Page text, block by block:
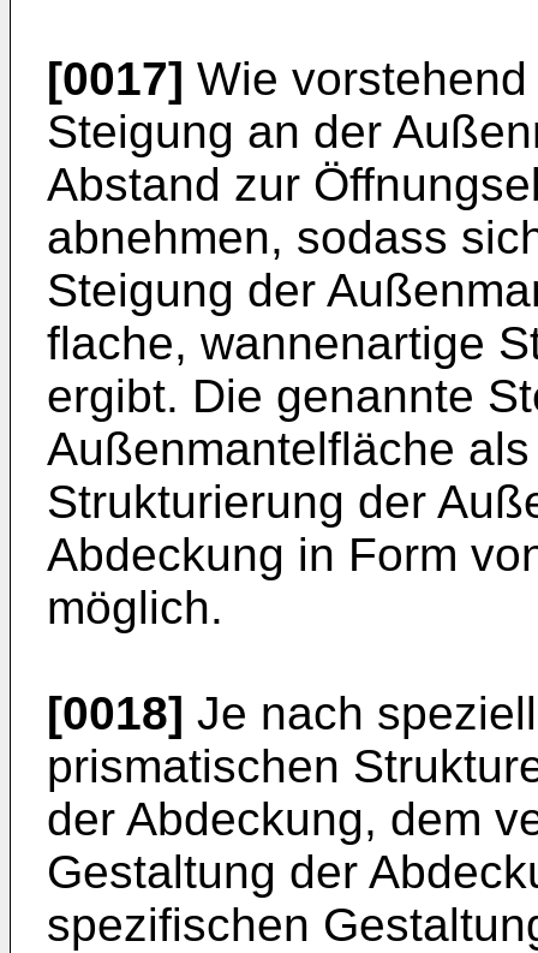
[0017] Wie
Steigung an der
Abstand zur
abnehmen, sodass
Steigung der
flache, wannenartige
ergibt. Die genannte
Außenmantelfläche
Strukturierung der
Abdeckung in Form
möglich.
[0018] Je nach
prismatischen
der Abdeckung, dem
Gestaltung der
spezifischen